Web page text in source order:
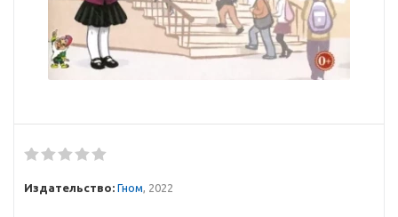
Издательство: Гном, 2022